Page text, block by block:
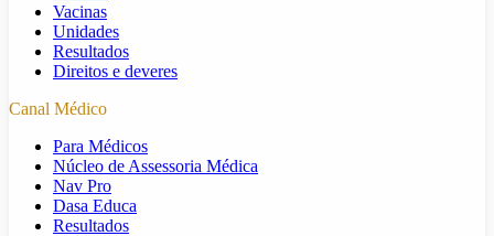
Vacinas
Unidades
Resultados
Direitos e deveres
Canal Médico
Para Médicos
Núcleo de Assessoria Médica
Nav Pro
Dasa Educa
Resultados